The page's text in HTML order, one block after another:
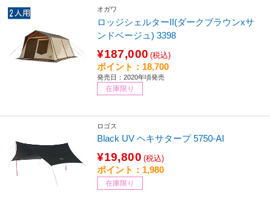
オガワ
ロッジシェルターII(ダークブラウンxサ
ンドベージュ) 3398
¥187,000 (税込)
ポイント：18,700
発売日：2020年頃発売
在庫限り
ロゴス
Black UV ヘキサタープ 5750-AI
¥19,800 (税込)
ポイント：1,980
在庫限り